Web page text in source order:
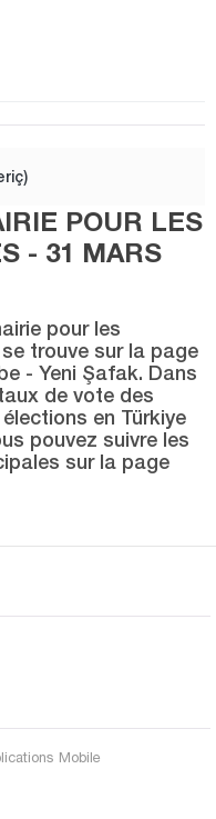
POUR LES
- 31 MARS
pour les
trouve sur la page
- Yeni Şafak. Dans
de vote des
en Türkiye
pouvez suivre les
sur la page
Mobile